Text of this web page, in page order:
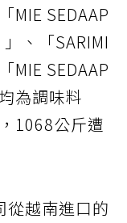
MIE SEDAAP
、「SARIMI
MIE SEDAAP
為調味料
1068公斤遭
從越南進口的